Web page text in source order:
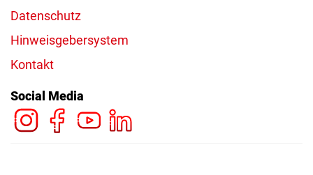
Datenschutz
Hinweisgebersystem
Kontakt
Social Media